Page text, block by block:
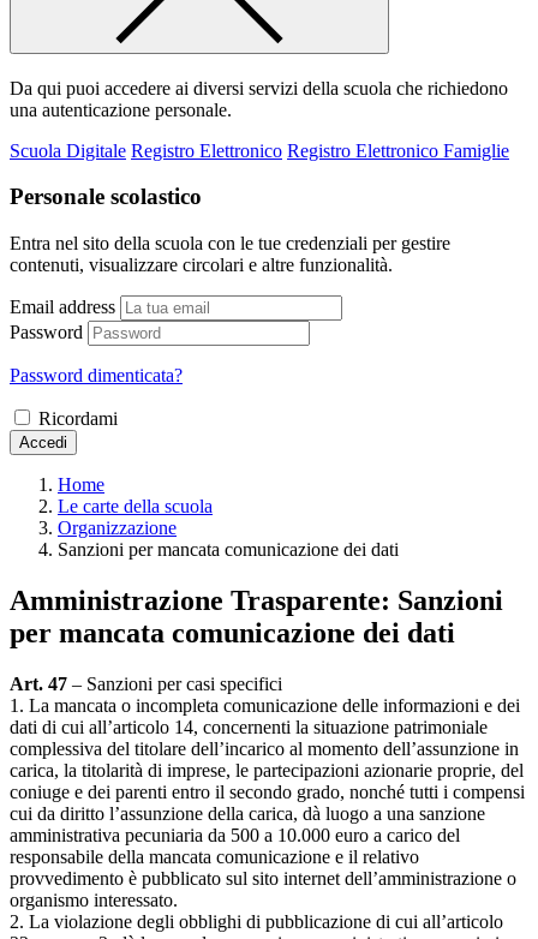
Da qui puoi accedere ai diversi servizi della scuola che richiedono
una autenticazione personale.
Scuola Digitale Registro Elettronico Registro Elettronico Famiglie
Personale scolastico
Entra nel sito della scuola con le tue credenziali per gestire
contenuti, visualizzare circolari e altre funzionalità.
Email address
Password
Password dimenticata?
Ricordami
Accedi
Home
Le carte della scuola
Organizzazione
Sanzioni per mancata comunicazione dei dati
Amministrazione Trasparente: Sanzioni
per mancata comunicazione dei dati
Art. 47 – Sanzioni per casi specifici
1. La mancata o incompleta comunicazione delle informazioni e dei
dati di cui all’articolo 14, concernenti la situazione patrimoniale
complessiva del titolare dell’incarico al momento dell’assunzione in
carica, la titolarità di imprese, le partecipazioni azionarie proprie, del
coniuge e dei parenti entro il secondo grado, nonché tutti i compensi
cui da diritto l’assunzione della carica, dà luogo a una sanzione
amministrativa pecuniaria da 500 a 10.000 euro a carico del
responsabile della mancata comunicazione e il relativo
provvedimento è pubblicato sul sito internet dell’amministrazione o
organismo interessato.
2. La violazione degli obblighi di pubblicazione di cui all’articolo